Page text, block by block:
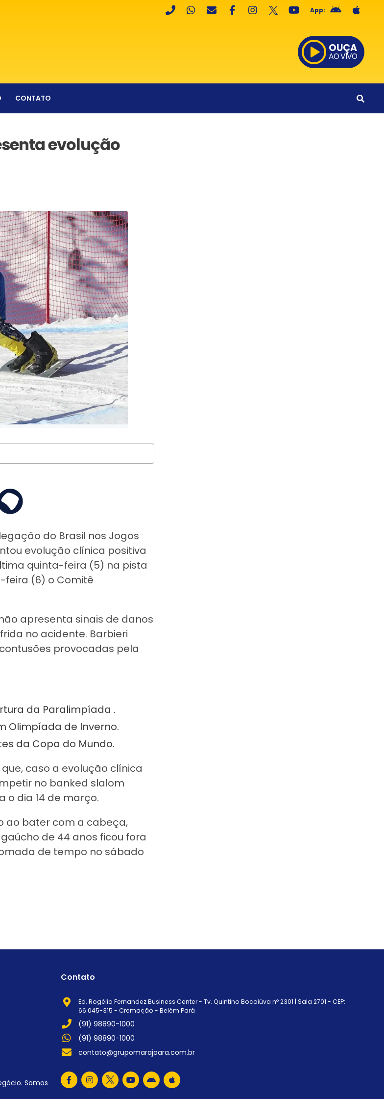
App:
OUÇA
AO VIVO
CONTATO
evolução
do Brasil nos Jogos
evolução clínica positiva
quinta-feira (5) na pista
feira (6) o Comitê
apresenta sinais de danos
no acidente. Barbieri
provocadas pela
da Paralimpíada .
Olimpíada de Inverno.
da Copa do Mundo.
caso a evolução clínica
no banked slalom
dia 14 de março.
ao bater com a cabeça,
de 44 anos ficou fora
de tempo no sábado
Somos
Contato
Ed. Rogélio Fernandez Business Center - Tv. Quintino Bocaiúva nº 2301 | Sala 2701 - CEP:
66.045-315 - Cremação - Belém Pará
(91) 98890-1000
(91) 98890-1000
contato@grupomarajoara.com.br